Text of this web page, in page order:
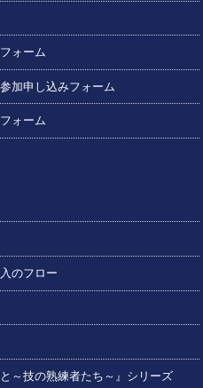
ォーム
加申し込みフォーム
ォーム
のフロー
～技の熟練者たち～』シリーズ